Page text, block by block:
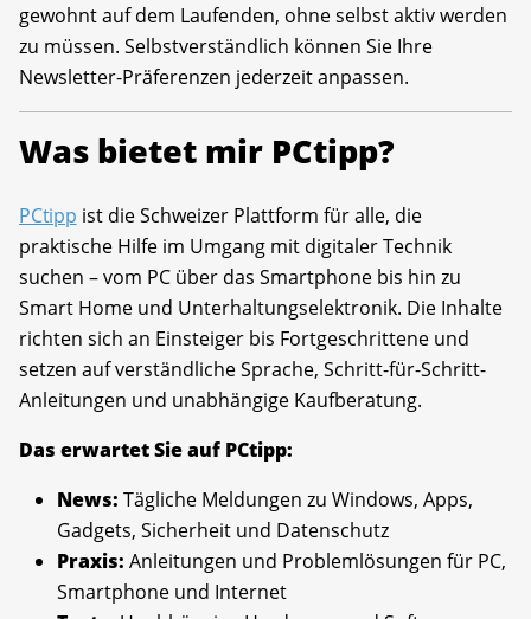
gewohnt auf dem Laufenden, ohne selbst aktiv werden
zu müssen. Selbstverständlich können Sie Ihre
Newsletter-Präferenzen jederzeit anpassen.
Was bietet mir PCtipp?
PCtipp ist die Schweizer Plattform für alle, die
praktische Hilfe im Umgang mit digitaler Technik
suchen – vom PC über das Smartphone bis hin zu
Smart Home und Unterhaltungselektronik. Die Inhalte
richten sich an Einsteiger bis Fortgeschrittene und
setzen auf verständliche Sprache, Schritt-für-Schritt-
Anleitungen und unabhängige Kaufberatung.
Das erwartet Sie auf PCtipp:
News: Tägliche Meldungen zu Windows, Apps,
Gadgets, Sicherheit und Datenschutz
Praxis: Anleitungen und Problemlösungen für PC,
Smartphone und Internet